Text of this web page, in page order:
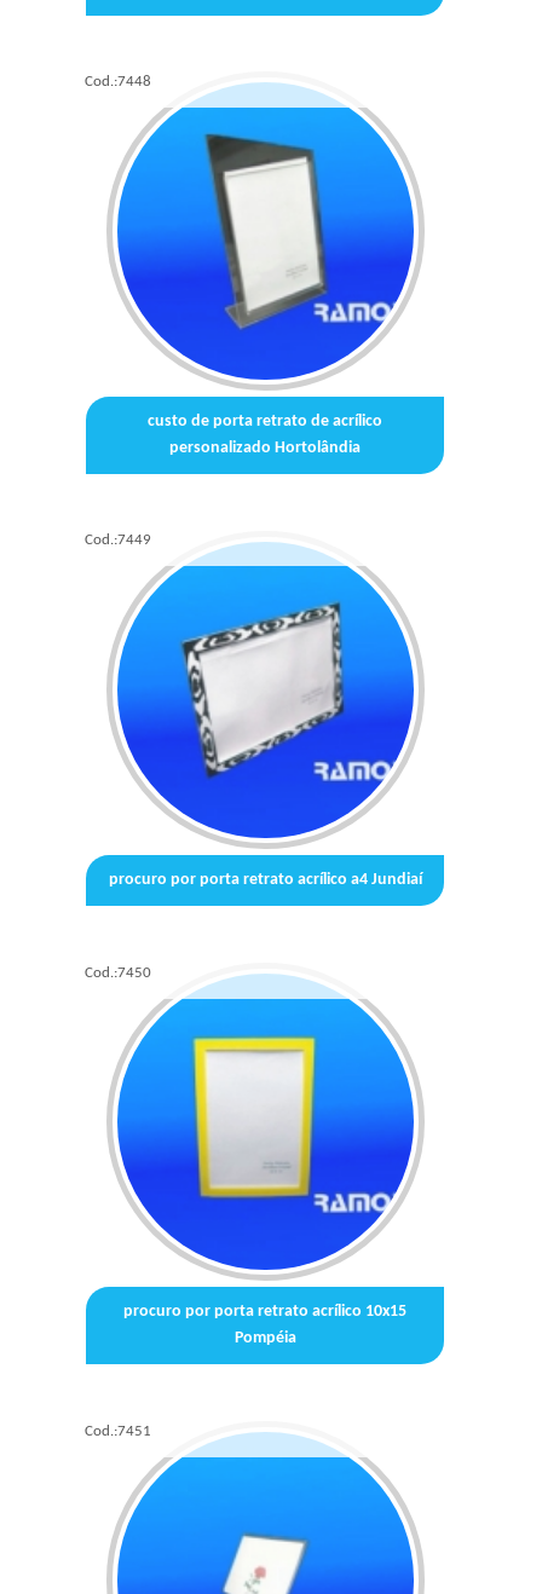
Cod.:7448
custo de porta retrato de acrílico
personalizado Hortolândia
Cod.:7449
procuro por porta retrato acrílico a4 Jundiaí
Cod.:7450
procuro por porta retrato acrílico 10x15
Pompéia
Cod.:7451